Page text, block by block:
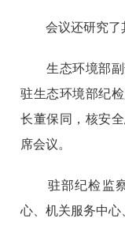
会议还研究了
生态环境部副
驻生态环境部纪
长董保同，核安
席会议。
驻部纪检监察
心、机关服务中心